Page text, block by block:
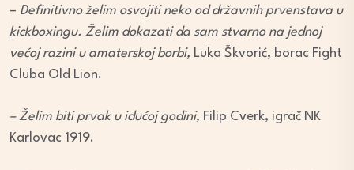
– Definitivno želim osvojiti neko od državnih prvenstava u
kickboxingu. Želim dokazati da sam stvarno na jednoj
većoj razini u amaterskoj borbi, Luka Škvorić, borac Fight
Cluba Old Lion.
– Želim biti prvak u idućoj godini, Filip Cverk, igrač NK
Karlovac 1919.